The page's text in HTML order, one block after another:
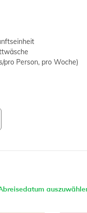
pro Person, pro Woche)